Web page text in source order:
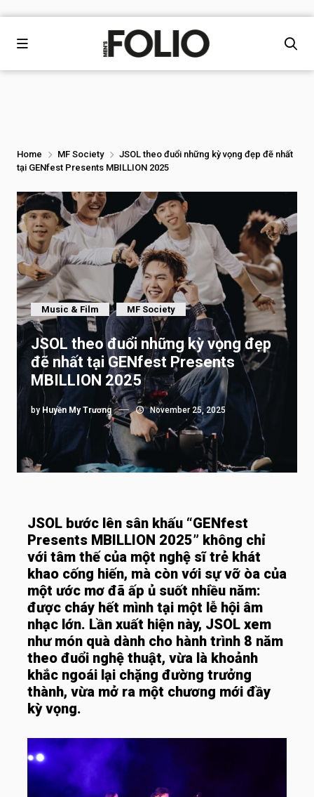
Home MF Society
JSOL theo đuổi những kỳ vọng đẹp đẽ nhất
tại GENfest Presents MBILLION 2025
Music & Film MF Society
JSOL theo đuổi những kỳ vọng đẹp
đẽ nhất tại GENfest Presents
MBILLION 2025
by Huyền My Trương November 25, 2025
JSOL bước lên sân khấu “GENfest
Presents MBILLION 2025” không chỉ
với tâm thế của một nghệ sĩ trẻ khát
khao cống hiến, mà còn với sự vỡ òa của
một ước mơ đã ấp ủ suốt nhiều năm:
được cháy hết mình tại một lễ hội âm
nhạc lớn. Lần xuất hiện này, JSOL xem
như món quà dành cho hành trình 8 năm
theo đuổi nghệ thuật, vừa là khoảnh
khắc ngoái lại chặng đường trưởng
thành, vừa mở ra một chương mới đầy
kỳ vọng.